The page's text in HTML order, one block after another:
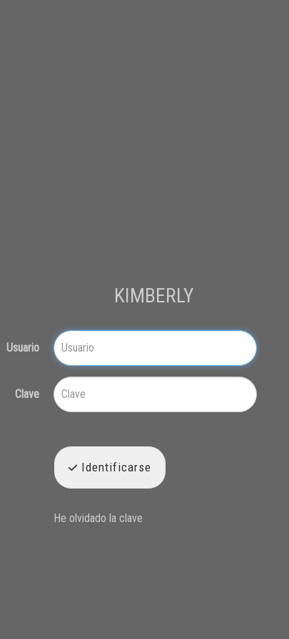
KIMBERLY
Usuario
Clave
Identificarse
He olvidado la clave